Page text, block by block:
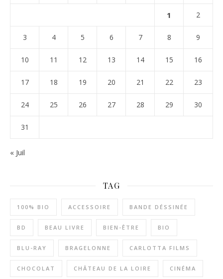
1 2
3 4 5 6 7 8 9
10 11 12 13 14 15 16
17 18 19 20 21 22 23
24 25 26 27 28 29 30
31
« Juil
TAG
100% BIO ACCESSOIRE BANDE DÉSSINÉE
BD BEAU LIVRE BIEN-ÊTRE BIO
BLU-RAY BRAGELONNE CARLOTTA FILMS
CHOCOLAT CHÂTEAU DE LA LOIRE CINÉMA